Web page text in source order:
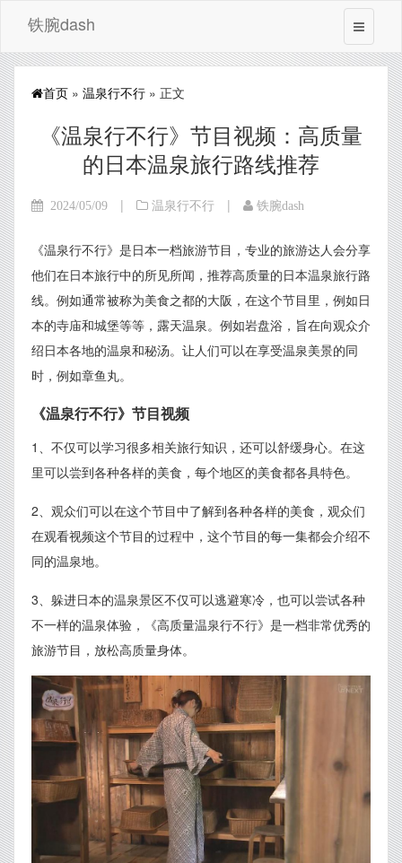
铁腕dash
首页 » 温泉行不行 » 正文
《温泉行不行》节目视频：高质量
的日本温泉旅行路线推荐
2024/05/09 | 温泉行不行 | 铁腕dash
《温泉行不行》是日本一档旅游节目，专业的旅游达人会分享
他们在日本旅行中的所见所闻，推荐高质量的日本温泉旅行路
线。例如通常被称为美食之都的大阪，在这个节目里，例如日
本的寺庙和城堡等等，露天温泉。例如岩盘浴，旨在向观众介
绍日本各地的温泉和秘汤。让人们可以在享受温泉美景的同
时，例如章鱼丸。
《温泉行不行》节目视频
1、不仅可以学习很多相关旅行知识，还可以舒缓身心。在这
里可以尝到各种各样的美食，每个地区的美食都各具特色。
2、观众们可以在这个节目中了解到各种各样的美食，观众们
在观看视频这个节目的过程中，这个节目的每一集都会介绍不
同的温泉地。
3、躲进日本的温泉景区不仅可以逃避寒冷，也可以尝试各种
不一样的温泉体验，《高质量温泉行不行》是一档非常优秀的
旅游节目，放松高质量身体。